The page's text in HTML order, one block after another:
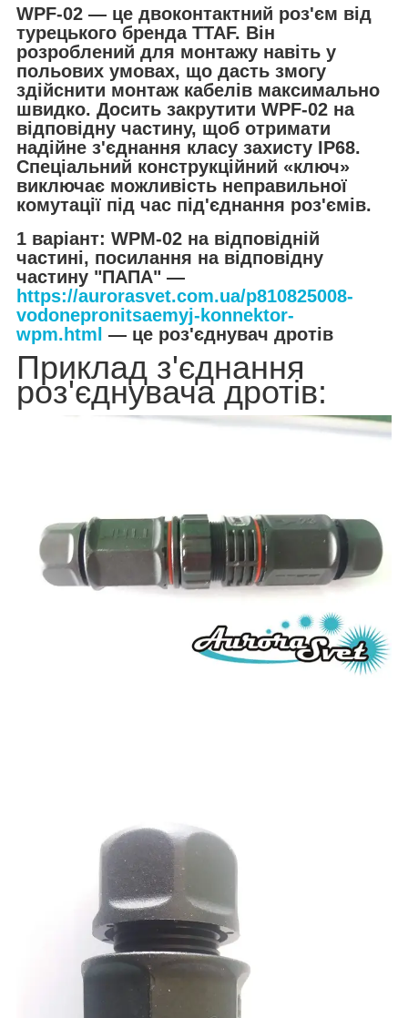
WPF-02 — це двоконтактний роз'єм від
турецького бренда TTAF. Він
розроблений для монтажу навіть у
польових умовах, що дасть змогу
здійснити монтаж кабелів максимально
швидко. Досить закрутити WPF-02 на
відповідну частину, щоб отримати
надійне з'єднання класу захисту IP68.
Спеціальний конструкційний «ключ»
виключає можливість неправильної
комутації під час під'єднання роз'ємів.
1 варіант: WPМ-02 на відповідній
частині, посилання на відповідну
частину "ПАПА" —
https://aurorasvet.com.ua/p810825008-
vodonepronitsaemyj-konnektor-
wpm.html — це роз'єднувач дротів
Приклад з'єднання
роз'єднувача дротів: